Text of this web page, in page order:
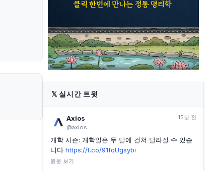
클레쉬, BP와의 거래로 독일 2위 정유사 등극
Kaynes, FY27 1분기 실적 발표: 매출 40% 성장했으나
마진 압박 심화
INVESTING.COM 3시간 전
Cera Sanitaryware, 1분기 매출 19.5% 증가했으나 마
𝕏 실시간 트윗
Axios
@axios
15분 전
개학 시즌: 개학일은 두 달에 걸쳐 달라질 수 있습
니다 https://t.co/91fqUgsybi
원문 보기